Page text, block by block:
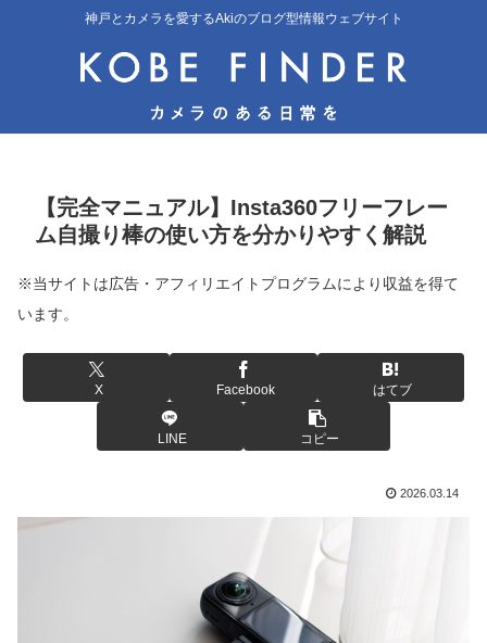
神戸とカメラを愛するAkiのブログ型情報ウェブサイト
【完全マニュアル】Insta360フリーフレー
ム自撮り棒の使い方を分かりやすく解説
※当サイトは広告・アフィリエイトプログラムにより収益を得て
います。
X Facebook はてブ
LINE コピー
2026.03.14